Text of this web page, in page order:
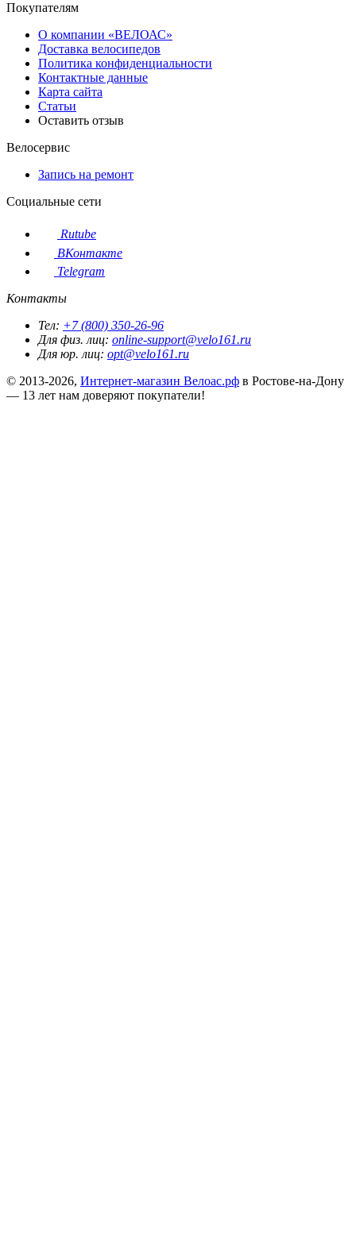
Покупателям
О компании «ВЕЛОАС»
Доставка велосипедов
Политика конфиденциальности
Контактные данные
Карта сайта
Статьи
Оставить отзыв
Велосервис
Запись на ремонт
Социальные сети
Rutube
ВКонтакте
Telegram
Контакты
Тел: +7 (800) 350-26-96
Для физ. лиц: online-support@velo161.ru
Для юр. лиц: opt@velo161.ru
© 2013-2026, Интернет-магазин Велоас.рф в Ростове-на-Дону
— 13 лет нам доверяют покупатели!